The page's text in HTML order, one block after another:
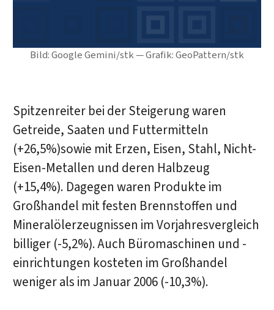
Bild: Google Gemini/stk — Grafik: GeoPattern/stk
Spitzenreiter bei der Steigerung waren
Getreide, Saaten und Futtermitteln
(+26,5%)sowie mit Erzen, Eisen, Stahl, Nicht-
Eisen-Metallen und deren Halbzeug
(+15,4%). Dagegen waren Produkte im
Großhandel mit festen Brennstoffen und
Mineralölerzeugnissen im Vorjahresvergleich
billiger (-5,2%). Auch Büromaschinen und -
einrichtungen kosteten im Großhandel
weniger als im Januar 2006 (-10,3%).